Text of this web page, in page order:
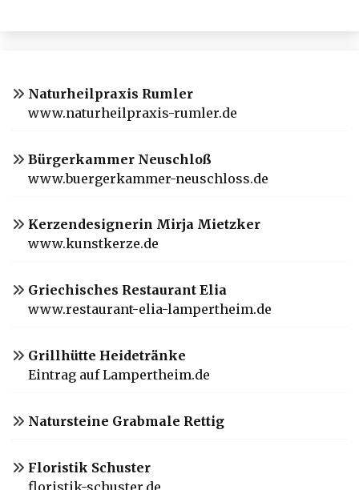
Naturheilpraxis Rumler
www.naturheilpraxis-rumler.de
Bürgerkammer Neuschloß
www.buergerkammer-neuschloss.de
Kerzendesignerin Mirja Mietzker
www.kunstkerze.de
Griechisches Restaurant Elia
www.restaurant-elia-lampertheim.de
Grillhütte Heidetränke
Eintrag auf Lampertheim.de
Natursteine Grabmale Rettig
Floristik Schuster
floristik-schuster.de